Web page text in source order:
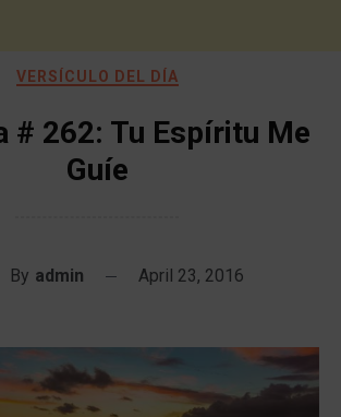
VERSÍCULO DEL DÍA
# 262: Tu Espíritu Me
Guíe
By admin April 23, 2016